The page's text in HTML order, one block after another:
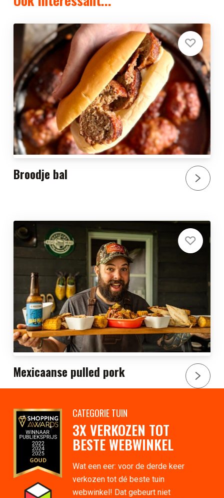
Broodje bal
Mexicaanse pulled pork
CATEGORIE TUIN
3X VERKOZEN TOT
BESTE WEBWINKEL
Wat een eer: voor de derde keer
verkozen tot dé beste tuin
webwinkel! Dat gebeurt niet